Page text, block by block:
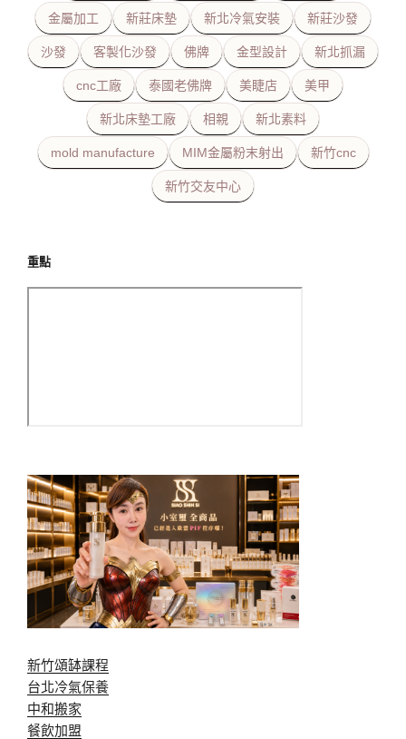
金屬加工 新莊床墊 新北冷氣安裝 新莊沙發
沙發 客製化沙發 佛牌 金型設計 新北抓漏
cnc工廠 泰國老佛牌 美睫店 美甲
新北床墊工廠 相親 新北素料
mold manufacture MIM金屬粉末射出 新竹cnc
新竹交友中心
重點
新竹頌缽課程
台北冷氣保養
中和搬家
餐飲加盟